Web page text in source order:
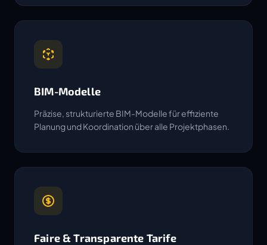
BIM-Modelle
Präzise, strukturierte BIM-Modelle für effiziente
Planung und Koordination über alle Projektphasen.
Faire & Transparente Tarife